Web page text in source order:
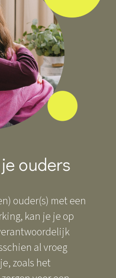
ouders
ouder(s) met een
kan je je op
al vroeg
zoals het